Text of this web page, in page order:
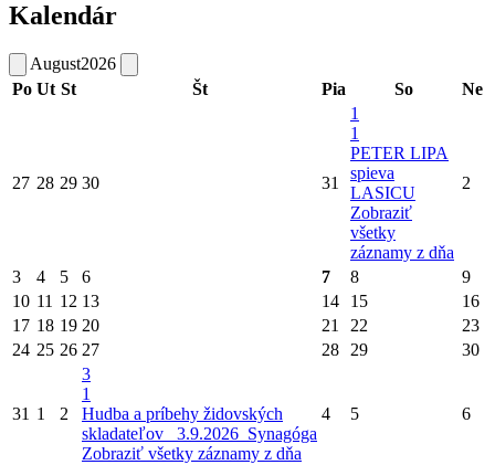
Kalendár
August2026
Po Ut St Št Pia So Ne
27 28 29 30 31
1
1
PETER LIPA
spieva
LASICU
Zobraziť
všetky
záznamy z dňa
2
3 4 5 6 7 8
9
10 11 12 13 14 15
16
17 18 19 20 21 22
23
24 25 26 27 28 29 30
31 1 2
3
1
Hudba a príbehy židovských
skladateľov_ 3.9.2026_Synagóga
Zobraziť všetky záznamy z dňa
4 5 6